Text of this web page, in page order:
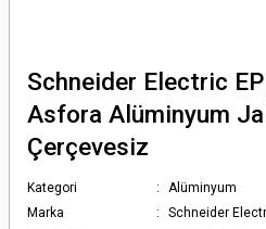
Schneider Electric
Asfora Alüminyum
Çerçevesiz
Kategori
Alüminyum
Marka
Schneider